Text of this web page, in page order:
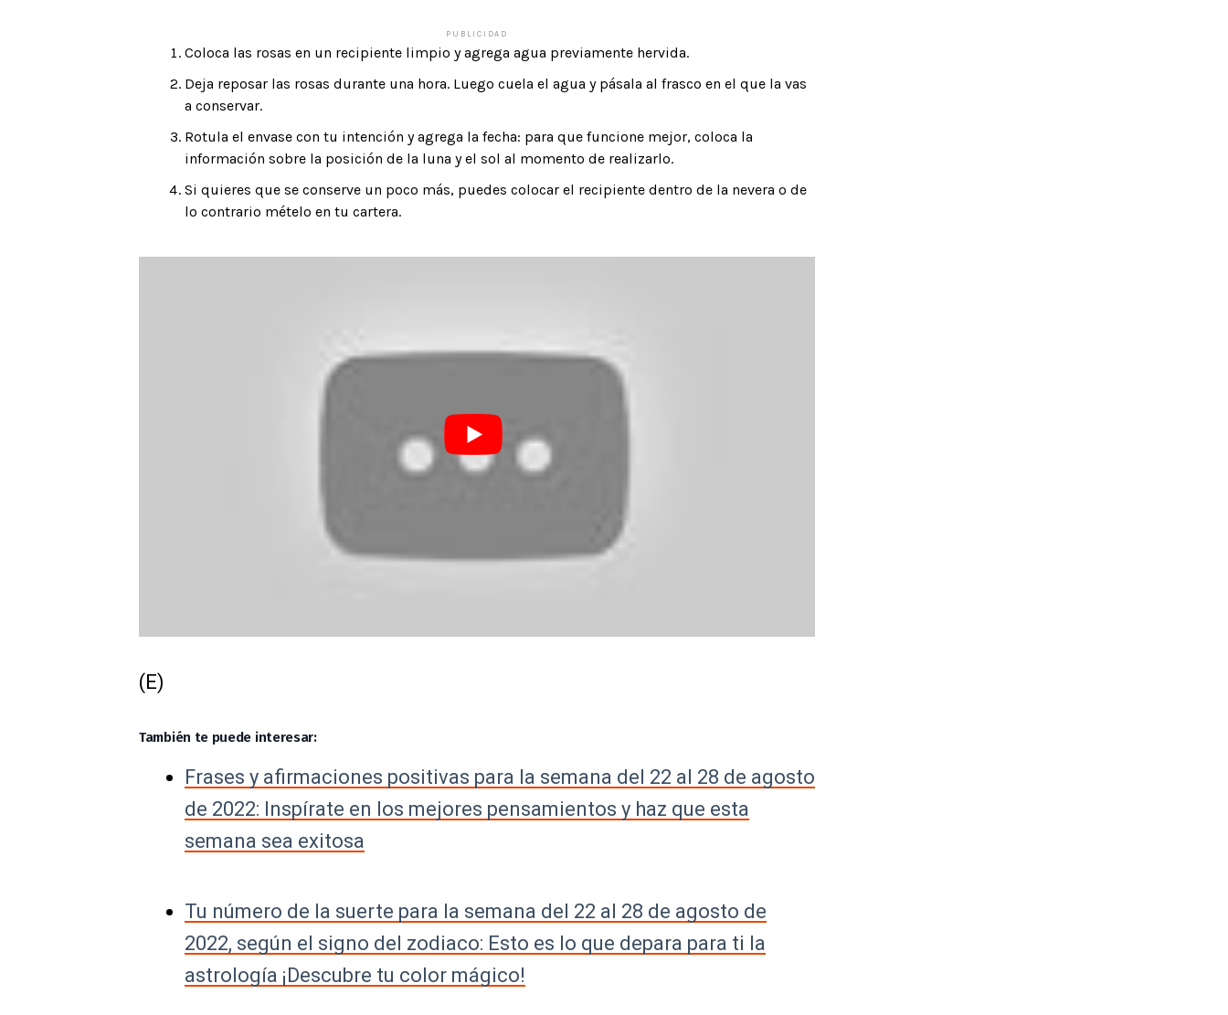
PUBLICIDAD
Coloca las rosas en un recipiente limpio y agrega agua previamente hervida.
Deja reposar las rosas durante una hora. Luego cuela el agua y pásala al frasco en el que la vas
a conservar.
Rotula el envase con tu intención y agrega la fecha: para que funcione mejor, coloca la
información sobre la posición de la luna y el sol al momento de realizarlo.
Si quieres que se conserve un poco más, puedes colocar el recipiente dentro de la nevera o de
lo contrario mételo en tu cartera.
(E)
También te puede interesar:
Frases y afirmaciones positivas para la semana del 22 al 28 de agosto
de 2022: Inspírate en los mejores pensamientos y haz que esta
semana sea exitosa
Tu número de la suerte para la semana del 22 al 28 de agosto de
2022, según el signo del zodiaco: Esto es lo que depara para ti la
astrología ¡Descubre tu color mágico!